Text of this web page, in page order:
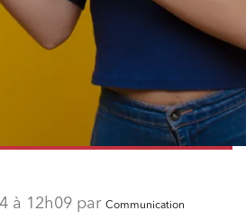
à 12h09 par Communication